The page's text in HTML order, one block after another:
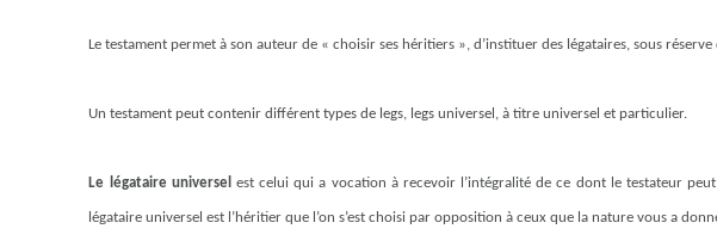
Le testament permet à son auteur de « choisir ses héritiers », d’instituer des légataires, sous
Un testament peut contenir différent types de legs, legs universel, à titre universel et particulier.
Le légataire universel est celui qui a vocation à recevoir l’intégralité de ce dont le testateur
légataire universel est l’héritier que l’on s’est choisi par opposition à ceux que la nature vous a